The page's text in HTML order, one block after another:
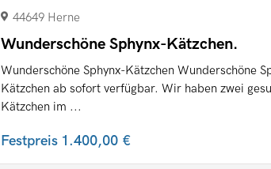
44649 Herne
Wunderschöne Sphynx-Kätzchen.
Wunderschöne Sphynx-Kätzchen Wunderschöne
Kätzchen ab sofort verfügbar. Wir haben zwei
Kätzchen im ...
Festpreis 1.400,00 €